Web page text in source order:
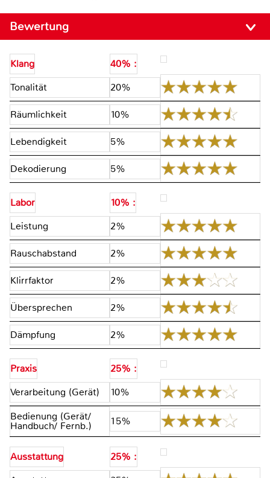
Bewertung
Klang
40% :
Tonalität
20%
Räumlichkeit 10%
Lebendigkeit 5%
Dekodierung 5%
Labor
10% :
Leistung
2%
Rauschabstand 2%
Klirrfaktor 2%
Übersprechen 2%
Dämpfung 2%
Praxis
25% :
Verarbeitung (Gerät)
10%
Bedienung (Gerät/
Handbuch/ Fernb.) 15%
Ausstattung
25% :